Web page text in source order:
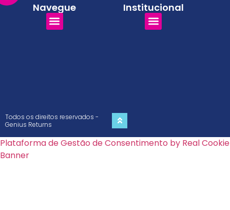
Navegue Institucional
Todos os direitos reservados -
Genius Returns
Plataforma de Gestão de Consentimento by Real Cookie
Banner